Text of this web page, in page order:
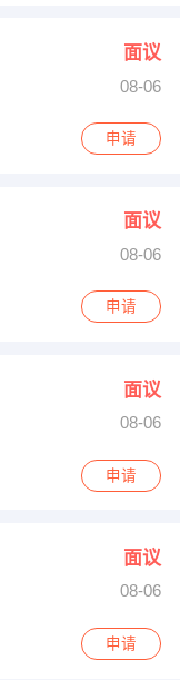
面议
08-06
申请
面议
08-06
团总部
申请
面议
08-06
申请
面议
08-06
汽车城C08-C10
申请